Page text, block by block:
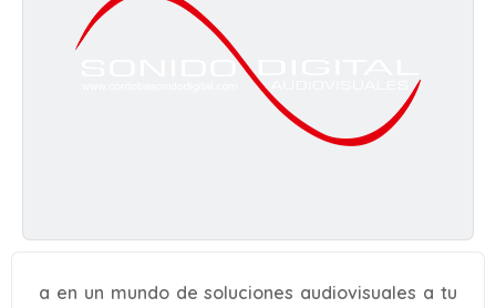
a en un mundo de soluciones audiovisuales a tu